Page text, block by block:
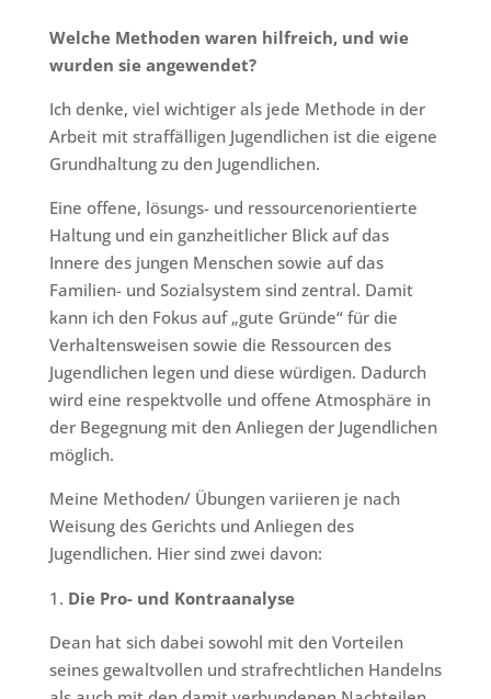
Welche Methoden waren hilfreich, und wie
wurden sie angewendet?
Ich denke, viel wichtiger als jede Methode in der
Arbeit mit straffälligen Jugendlichen ist die eigene
Grundhaltung zu den Jugendlichen.
Eine offene, lösungs- und ressourcenorientierte
Haltung und ein ganzheitlicher Blick auf das
Innere des jungen Menschen sowie auf das
Familien- und Sozialsystem sind zentral. Damit
kann ich den Fokus auf „gute Gründe“ für die
Verhaltensweisen sowie die Ressourcen des
Jugendlichen legen und diese würdigen. Dadurch
wird eine respektvolle und offene Atmosphäre in
der Begegnung mit den Anliegen der Jugendlichen
möglich.
Meine Methoden/ Übungen variieren je nach
Weisung des Gerichts und Anliegen des
Jugendlichen. Hier sind zwei davon:
Die Pro- und Kontraanalyse
Dean hat sich dabei sowohl mit den Vorteilen
seines gewaltvollen und strafrechtlichen Handelns